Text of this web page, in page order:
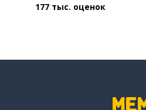
177 тыс. оценок